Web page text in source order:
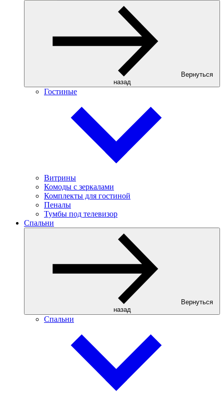
Вернуться
назад
Гостиные
Витрины
Комоды с зеркалами
Комплекты для гостиной
Пеналы
Тумбы под телевизор
Спальни
Вернуться
назад
Спальни